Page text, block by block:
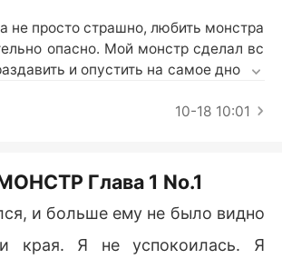
не просто страшно, любить монстра
опасно. Мой монстр сделал вс
и опустить на самое дно... У
и грязную любовь к чудови
или его, когда не осталось ни
10-18 10:01
НИЧЕЙ ЕЕ МОНСТР Глава 1 No.1
и больше ему не было видно
края. Я не успокоилась. Я